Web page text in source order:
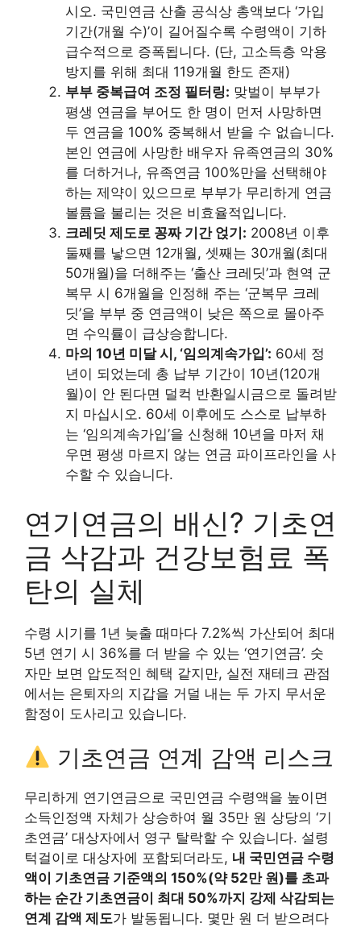
시오. 국민연금 산출 공식상 총액보다 ‘가입
기간(개월 수)’이 길어질수록 수령액이 기하
급수적으로 증폭됩니다. (단, 고소득층 악용
방지를 위해 최대 119개월 한도 존재)
부부 중복급여 조정 필터링: 맞벌이 부부가
평생 연금을 부어도 한 명이 먼저 사망하면
두 연금을 100% 중복해서 받을 수 없습니다.
본인 연금에 사망한 배우자 유족연금의 30%
를 더하거나, 유족연금 100%만을 선택해야
하는 제약이 있으므로 부부가 무리하게 연금
볼륨을 불리는 것은 비효율적입니다.
크레딧 제도로 꽁짜 기간 얹기: 2008년 이후
둘째를 낳으면 12개월, 셋째는 30개월(최대
50개월)을 더해주는 ‘출산 크레딧’과 현역 군
복무 시 6개월을 인정해 주는 ‘군복무 크레
딧’을 부부 중 연금액이 낮은 쪽으로 몰아주
면 수익률이 급상승합니다.
마의 10년 미달 시, ‘임의계속가입’: 60세 정
년이 되었는데 총 납부 기간이 10년(120개
월)이 안 된다면 덜컥 반환일시금으로 돌려받
지 마십시오. 60세 이후에도 스스로 납부하
는 ‘임의계속가입’을 신청해 10년을 마저 채
우면 평생 마르지 않는 연금 파이프라인을 사
수할 수 있습니다.
연기연금의 배신? 기초연
금 삭감과 건강보험료 폭
탄의 실체
수령 시기를 1년 늦출 때마다 7.2%씩 가산되어 최대
5년 연기 시 36%를 더 받을 수 있는 ‘연기연금’. 숫
자만 보면 압도적인 혜택 같지만, 실전 재테크 관점
에서는 은퇴자의 지갑을 거덜 내는 두 가지 무서운
함정이 도사리고 있습니다.
기초연금 연계 감액 리스크
무리하게 연기연금으로 국민연금 수령액을 높이면
소득인정액 자체가 상승하여 월 35만 원 상당의 ‘기
초연금’ 대상자에서 영구 탈락할 수 있습니다. 설령
턱걸이로 대상자에 포함되더라도, 내 국민연금 수령
액이 기초연금 기준액의 150%(약 52만 원)를 초과
하는 순간 기초연금이 최대 50%까지 강제 삭감되는
연계 감액 제도가 발동됩니다. 몇만 원 더 받으려다